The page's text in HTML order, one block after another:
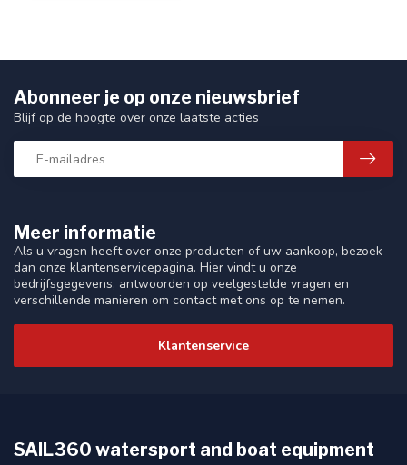
Meer informatie
Als u vragen heeft over onze producten of uw aankoop, bezoek
dan onze klantenservicepagina. Hier vindt u onze
bedrijfsgegevens, antwoorden op veelgestelde vragen en
verschillende manieren om contact met ons op te nemen.
Klantenservice
Abonneer je op onze nieuwsbrief
Blijf op de hoogte over onze laatste acties
SAIL360 watersport and boat equipment